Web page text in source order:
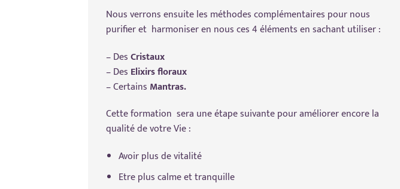
Nous verrons ensuite les méthodes complémentaires pour nous
purifier et harmoniser en nous ces 4 éléments en sachant utiliser :
– DesCristaux
– Des Elixirs floraux
– Certains Mantras.
Cette formation sera une étape suivante pour améliorer encore la
qualité de votre Vie :
Avoir plus de vitalité
Etre plus calme et tranquille